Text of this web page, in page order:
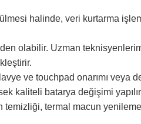
halinde, veri kurtarma
olabilir. Uzman
ve touchpad onarımı veya
kaliteli batarya değişimi
temizliği, termal macun